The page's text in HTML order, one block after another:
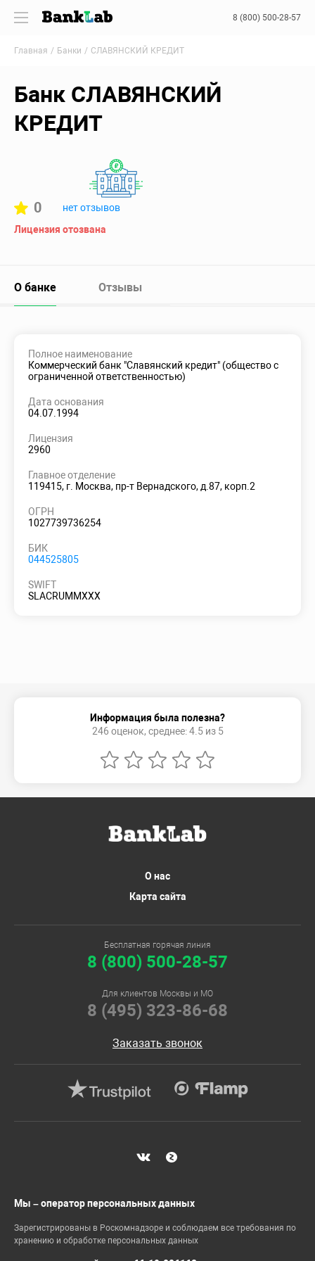
8 (800) 500-28-57
Главная Банки СЛАВЯНСКИЙ КРЕДИТ
Банк СЛАВЯНСКИЙ
КРЕДИТ
0
нет отзывов
Лицензия отозвана
О банке Отзывы
Полное наименование
Коммерческий банк "Славянский кредит" (общество с
ограниченной ответственностью)
Дата основания
04.07.1994
Лицензия
2960
Главное отделение
119415, г. Москва, пр-т Вернадского, д.87, корп.2
ОГРН
1027739736254
БИК
044525805
SWIFT
SLACRUMMXXX
Информация была полезна?
246 оценок, среднее: 4.5 из 5
О нас
Карта сайта
Бесплатная горячая линия
8 (800) 500-28-57
Для клиентов Москвы и МО
8 (495) 323-86-68
Заказать звонок
Мы – оператор персональных данных
Зарегистрированы в Роскомнадзоре и соблюдаем все требования по
хранению и обработке персональных данных